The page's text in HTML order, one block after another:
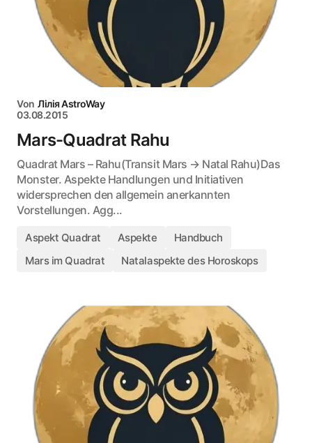
Von Лілія AstroWay
03.08.2015
Mars-Quadrat Rahu
Quadrat Mars – Rahu(Transit Mars → Natal Rahu)Das
Monster. Aspekte Handlungen und Initiativen
widersprechen den allgemein anerkannten
Vorstellungen. Agg...
Aspekt Quadrat Aspekte
Handbuch
Mars im Quadrat
Natalaspekte des Horoskops